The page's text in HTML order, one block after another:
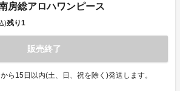
房総アロハワンピース
)残り1
販売終了
ら15日以内(土、日、祝を除く)発送します。